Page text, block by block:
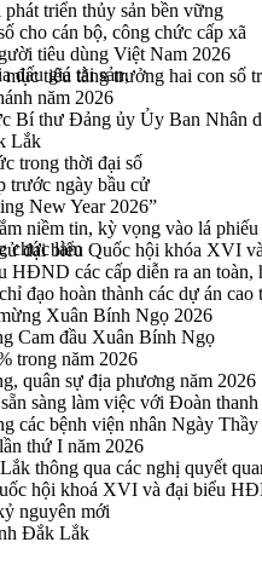
triển thủy sản bền vững
cho cán bộ, công chức cấp xã
tiêu dùng Việt Nam 2026
tiêu tăng trưởng hai con số
năm 2026
thư Đảng ủy Ủy Ban Nhân
Lắk
trong thời đại số
trước ngày bầu cử
New Year 2026”
niềm tin, kỳ vọng vào lá phiếu
đại biểu Quốc hội khóa XVI
các cấp diễn ra an toàn,
đạo hoàn thành các dự án
Xuân Bính Ngọ 2026
Cam đầu Xuân Bính Ngọ
trong năm 2026
quân sự địa phương năm 2026
sàng làm việc với Đoàn thanh
các bệnh viện nhân Ngày
thứ I năm 2026
thông qua các nghị quyết
hội khoá XVI và đại biểu
nguyên mới
Đắk Lắk
đấu giá tài sản,
chức làm